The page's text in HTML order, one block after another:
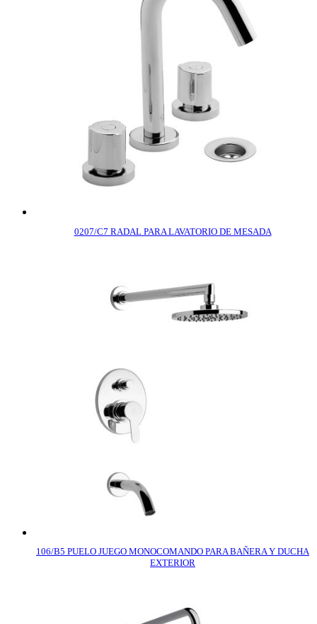
0207/C7 RADAL PARA LAVATORIO DE MESADA
106/B5 PUELO JUEGO MONOCOMANDO PARA BAÑERA Y DUCHA
EXTERIOR